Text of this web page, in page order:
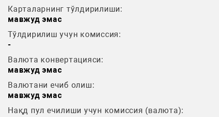
Карталарнинг тўлдирилиши:
мавжуд эмас
Тўлдирилиш учун комиссия:
-
Валюта конвертацияси:
мавжуд эмас
Валютани ечиб олиш:
мавжуд эмас
Нақд пул ечилиши учун комиссия (валюта):